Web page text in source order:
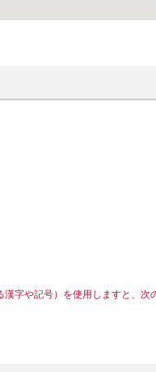
字や記号）を使用しますと、次